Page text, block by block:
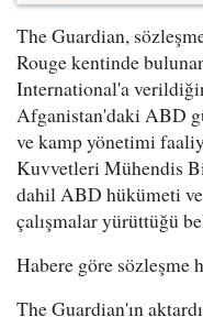
The Guardian,
Rouge kentinde
International'a
Afganistan'daki ABD
ve kamp yönetimi
Kuvvetleri Mühendis
dahil ABD hükümeti
çalışmalar yürüttüğü
Habere göre sözleşme
The Guardian'ın